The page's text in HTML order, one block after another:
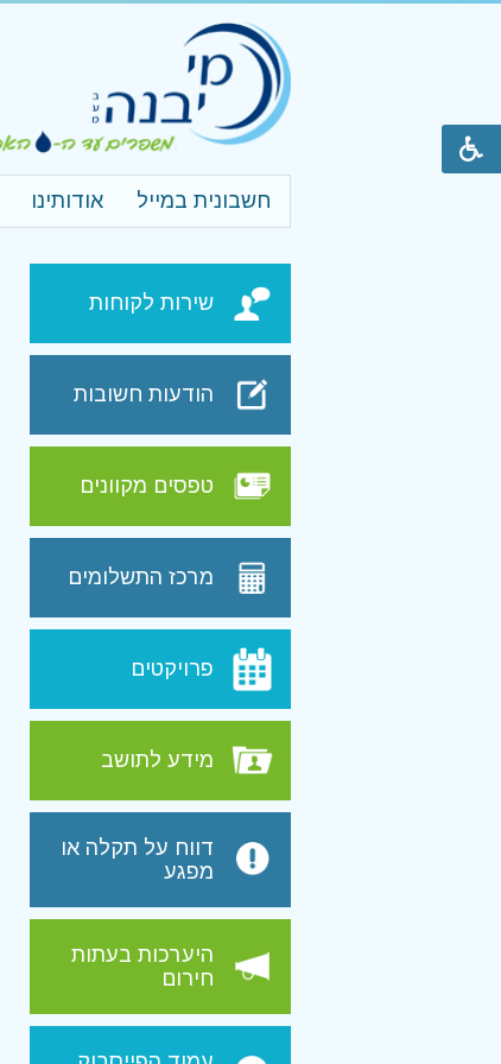
חשבונית במייל אודותינו
שירות לקוחות
הודעות חשובות
טפסים מקוונים
מרכז התשלומים
פרויקטים
מידע לתושב
דווח על תקלה או
מפגע
היערכות בעתות
חירום